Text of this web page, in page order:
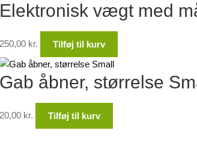
60,00 kr..40,00 kr..
Elektronisk vægt med
250,00 kr. Tilføj til kurv
Gab åbner, størrelse
20,00 kr. Tilføj til kurv